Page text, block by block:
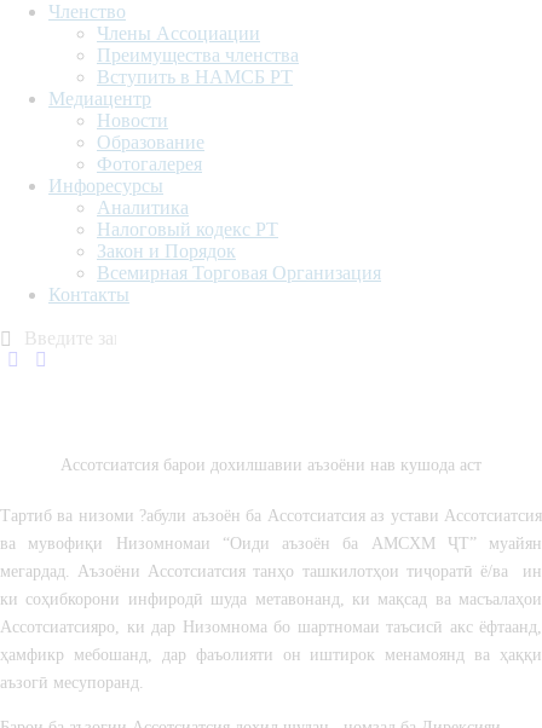
Членство
Члены Ассоциации
Преимущества членства
Вступить в НАМСБ РТ
Медиацентр
Новости
Образование
Фотогалерея
Инфоресурсы
Аналитика
Налоговый кодекс РТ
Закон и Порядок
Всемирная Торговая Организация
Контакты
Ассотсиатсия барои дохилшавии аъзоёни нав кушода аст
Тартиб ва низоми ?абули аъзоён ба Ассотсиатсия аз устави Ассотсиатсия
ва мувофиқи Низомномаи “Оиди аъзоён ба АМСХМ ҶТ” муайян
мегардад. Аъзоёни Ассотсиатсия танҳо ташкилотҳои тиҷоратӣ ё/ва ин
ки соҳибкорони инфиродӣ шуда метавонанд, ки мақсад ва масъалаҳои
Ассотсиатсияро, ки дар Низомнома бо шартномаи таъсисӣ акс ёфтаанд,
ҳамфикр мебошанд, дар фаъолияти он иштирок менамоянд ва ҳаққи
аъзогӣ месупоранд.